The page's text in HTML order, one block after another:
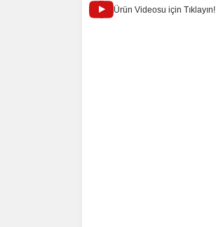
Ürün Videosu için Tıklayın!